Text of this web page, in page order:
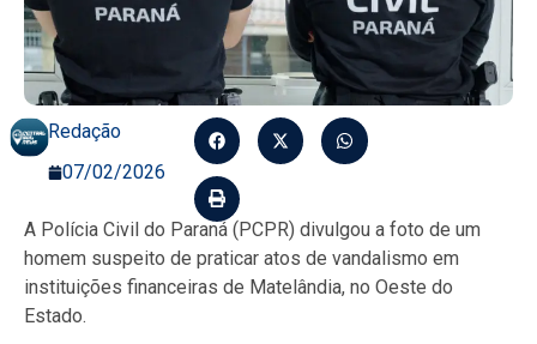
Redação
07/02/2026
A Polícia Civil do Paraná (PCPR) divulgou a foto de um
homem suspeito de praticar atos de vandalismo em
instituições financeiras de Matelândia, no Oeste do
Estado.